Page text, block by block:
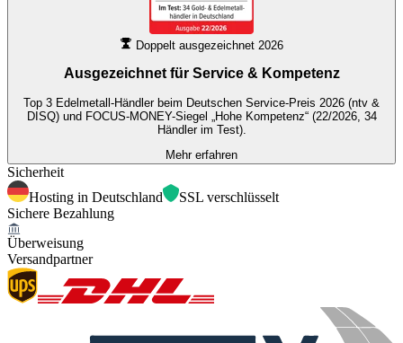
Doppelt ausgezeichnet 2026
Ausgezeichnet für Service & Kompetenz
Top 3 Edelmetall-Händler beim Deutschen Service-Preis 2026 (ntv &
DISQ) und FOCUS-MONEY-Siegel „Hohe Kompetenz“ (22/2026, 34
Händler im Test).
Mehr erfahren
Sicherheit
Hosting in Deutschland
SSL verschlüsselt
Sichere Bezahlung
Überweisung
Versandpartner